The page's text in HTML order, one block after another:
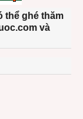
thể ghé thăm
và